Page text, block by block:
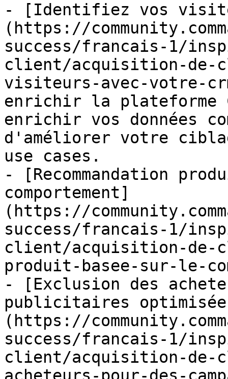
- [Identifiez vos
(https://
success/francais-1/
client/acquisition-
visiteurs-avec-votre-
enrichir la plateforme
enrichir vos données
d'améliorer votre
use cases.
- [Recommandation
comportement]
(https://
success/francais-1/
client/acquisition-de-
produit-basee-sur-le-
- [Exclusion des
publicitaires
(https://
success/francais-1/
client/acquisition-de-